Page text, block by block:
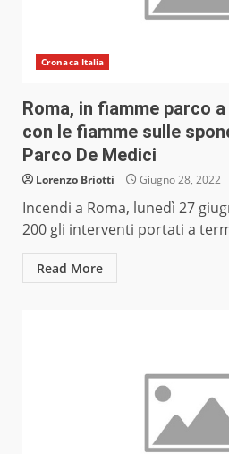
Cronaca Italia
Roma, in fiamme parco
con le fiamme sulle
Parco De Medici
Lorenzo Briotti Giugno 28, 2022
Incendi a Roma, lunedì 27
200 gli interventi portati a
Read More